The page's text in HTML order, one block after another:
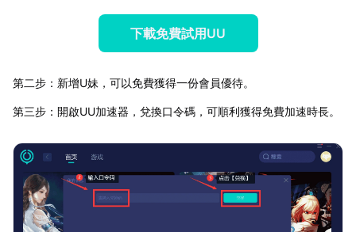
下載免費試用UU
第二步：新增U妹，可以免費獲得一份會員優待。
第三步：開啟UU加速器，兌換口令碼，可順利獲得免費加速時長。